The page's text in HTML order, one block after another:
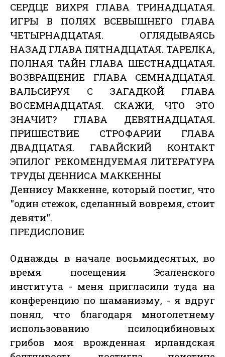
СЕРДЦЕ ВИХРЯ ГЛАВА ТРИНАДЦАТАЯ.
ИГРЫ В ПОЛЯХ ВСЕВЫШНЕГО ГЛАВА
ЧЕТЫРНАДЦАТАЯ. ОГЛЯДЫВАЯСЬ
НАЗАД ГЛАВА ПЯТНАДЦАТАЯ. ТАРЕЛКА,
ПОЛНАЯ ТАЙН ГЛАВА ШЕСТНАДЦАТАЯ.
ВОЗВРАЩЕНИЕ ГЛАВА СЕМНАДЦАТАЯ.
ВАЛЬСИРУЯ С ЗАГАДКОЙ ГЛАВА
ВОСЕМНАДЦАТАЯ. СКАЖИ, ЧТО ЭТО
ЗНАЧИТ? ГЛАВА ДЕВЯТНАДЦАТАЯ.
ПРИШЕСТВИЕ СТРОФАРИИ ГЛАВА
ДВАДЦАТАЯ. ГАВАЙСКИЙ КОНТАКТ
ЭПИЛОГ РЕКОМЕНДУЕМАЯ ЛИТЕРАТУРА
ТРУДЫ ДЕННИСА МАККЕННЫ
Деннису Маккенне, который постиг, что
"один стежок, сделанный вовремя, стоит
девяти".
ПРЕДИСЛОВИЕ
Однажды в начале восьмидесятых, во
время посещения Эсаленского
института - меня пригласили туда на
конференцию по шаманизму, - я вдруг
понял, что благодаря многолетнему
использованию псилоцибиновых
грибов моя врожденная ирландская